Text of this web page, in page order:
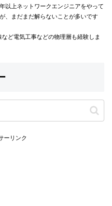
以上ネットワークエンジニアをやって
、まだまだ解らないことが多いです
ど電気工事などの物理層も経験しま
ーリンク